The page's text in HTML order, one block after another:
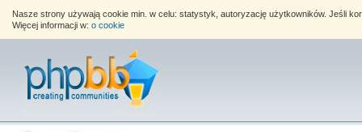
Nasze strony używają cookie min. w celu: statystyk, autoryzację użytkowników. Jeśli
Więcej informacji w: o cookie